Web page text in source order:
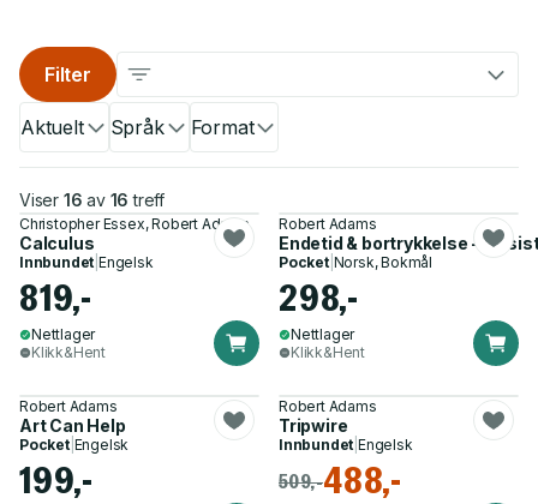
Aktuelt Språk Format
Filter
Viser 16 av 16 treff
Christopher Essex, Robert Adams
Calculus
Innbundet |Engelsk
819,-
Nettlager
Klikk&Hent
Robert Adams
Endetid & bortrykkelse - de
Pocket| Norsk, Bokmål
298,-
Nettlager
Klikk&Hent
Robert Adams
Art Can Help
Pocket| Engelsk
199,-
Robert Adams
Tripwire
Innbundet |Engelsk
509,-488,-